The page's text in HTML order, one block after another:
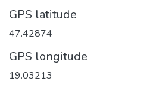
GPS latitude
47.42874
GPS longitude
19.03213